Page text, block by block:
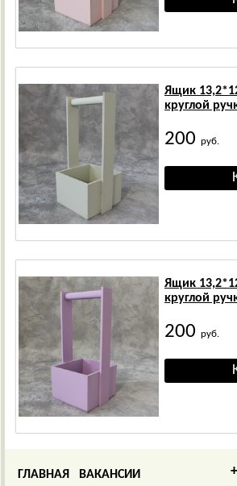
Ящик
круглой
200 руб.
Ящик
круглой
200 руб.
ГЛАВНАЯ ВАКАНСИИ